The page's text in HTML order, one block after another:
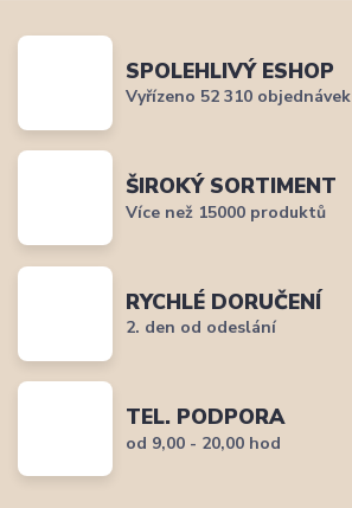
SPOLEHLIVÝ ESHOP
Vyřízeno 52 310 objednávek
ŠIROKÝ SORTIMENT
Více než 15000 produktů
RYCHLÉ DORUČENÍ
2. den od odeslání
TEL. PODPORA
od 9,00 - 20,00 hod